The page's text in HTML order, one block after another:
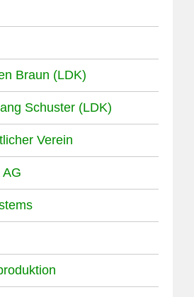
Braun (LDK)
Schuster (LDK)
Verein